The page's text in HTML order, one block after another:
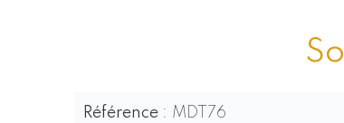
Référence MDT76